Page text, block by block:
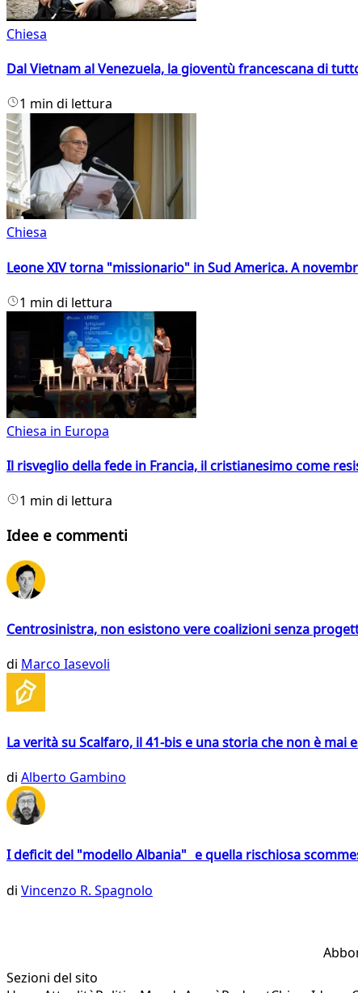
Chiesa
Dal Vietnam al Venezuela, la gioventù francescana di
1 min di lettura
Chiesa
Leone XIV torna "missionario" in Sud America. A
1 min di lettura
Chiesa in Europa
Il risveglio della fede in Francia, il cristianesimo come
1 min di lettura
Idee e commenti
Centrosinistra, non esistono vere coalizioni senza
di Marco Iasevoli
La verità su Scalfaro, il 41-bis e una storia che non è mai
di Alberto Gambino
I deficit del "modello Albania" e quella rischiosa
di Vincenzo R. Spagnolo
Sezioni del sito